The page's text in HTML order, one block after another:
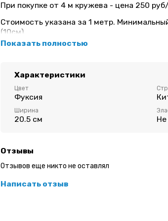
При покупке от 4 м кружева - цена 250
Стоимость указана за 1 метр.
(10см).
Неэластичное кружево для пошива нижнего
Цвет: фуксия
Вышивка имеет левую и правую сторону
Показать полностью
Характеристики
Цвет
Фуксия
Ширина
20.5 см Не
Отзывы
Отзывов еще никто не оставлял
Написать отзыв